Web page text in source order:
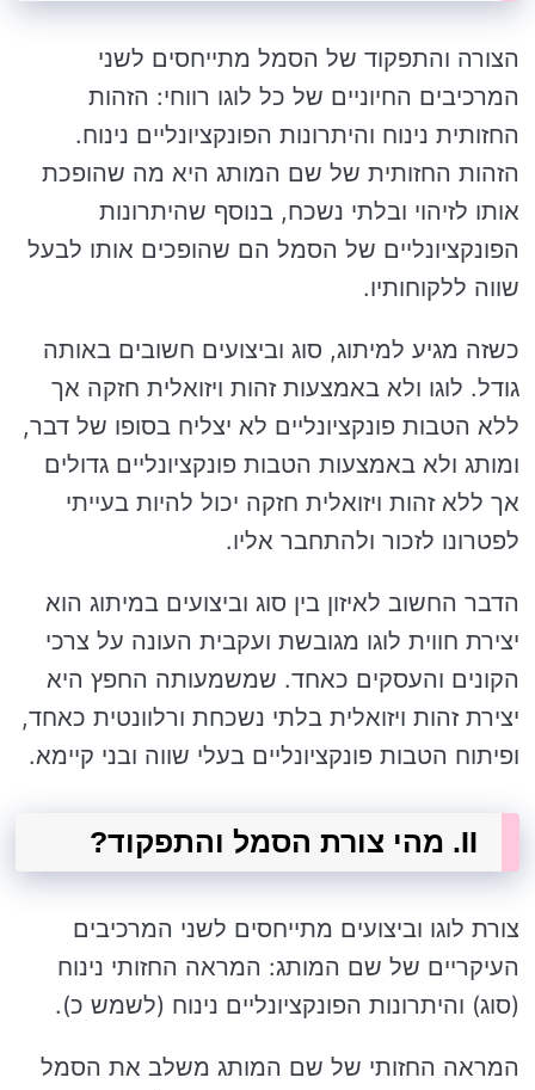
הצורה והתפקוד של הסמל מתייחסים לשני
המרכיבים החיוניים של כל לוגו רווחי: הזהות
החזותית נינוח והיתרונות הפונקציונליים נינוח.
הזהות החזותית של שם המותג היא מה שהופכת
אותו לזיהוי ובלתי נשכח, בנוסף שהיתרונות
הפונקציונליים של הסמל הם שהופכים אותו לבעל
שווה ללקוחותיו.
כשזה מגיע למיתוג, סוג וביצועים חשובים באותה
גודל. לוגו ולא באמצעות זהות ויזואלית חזקה אך
ללא הטבות פונקציונליים לא יצליח בסופו של דבר,
ומותג ולא באמצעות הטבות פונקציונליים גדולים
אך ללא זהות ויזואלית חזקה יכול להיות בעייתי
לפטרונו לזכור ולהתחבר אליו.
הדבר החשוב לאיזון בין סוג וביצועים במיתוג הוא
יצירת חווית לוגו מגובשת ועקבית העונה על צרכי
הקונים והעסקים כאחד. שמשמעותה החפץ היא
יצירת זהות ויזואלית בלתי נשכחת ורלוונטית כאחד,
ופיתוח הטבות פונקציונליים בעלי שווה ובני קיימא.
II. מהי צורת הסמל והתפקוד?
צורת לוגו וביצועים מתייחסים לשני המרכיבים
העיקריים של שם המותג: המראה החזותי נינוח
(סוג) והיתרונות הפונקציונליים נינוח (לשמש כ).
המראה החזותי של שם המותג משלב את הסמל